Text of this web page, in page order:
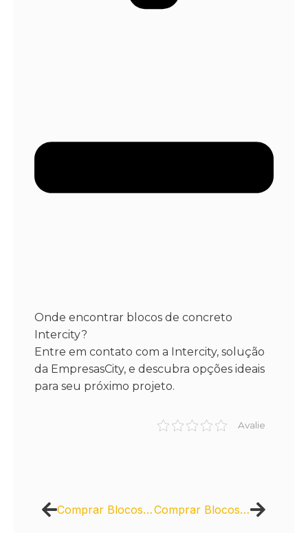
Onde encontrar blocos de concreto
Intercity?
Entre em contato com a Intercity, solução
da EmpresasCity, e descubra opções ideais
para seu próximo projeto.
Avalie
Comprar Blocos de Concreto Intercity: Vantagens para Construtoras Comprar Blocos de Concreto Intercity: Economize Tempo e Dinheiro